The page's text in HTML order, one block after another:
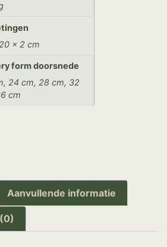
× 2 cm
form doorsnede
24 cm, 28 cm, 32
cm
Aanvullende informatie